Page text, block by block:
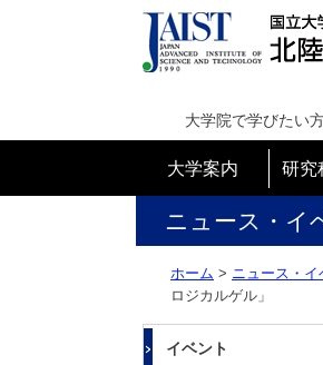
科
学
大学院で学びたい
大学案内 研究
ニュース・イ
ホーム > ニュース・イ
ロジカルゲル」
イベント